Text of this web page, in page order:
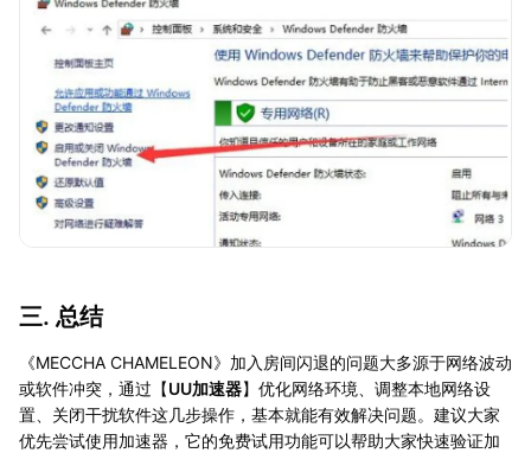
三. 总结
《MECCHA CHAMELEON》加入房间闪退的问题大多源于网络波动
或软件冲突，通过【UU加速器】优化网络环境、调整本地网络设
置、关闭干扰软件这几步操作，基本就能有效解决问题。建议大家
优先尝试使用加速器，它的免费试用功能可以帮助大家快速验证加